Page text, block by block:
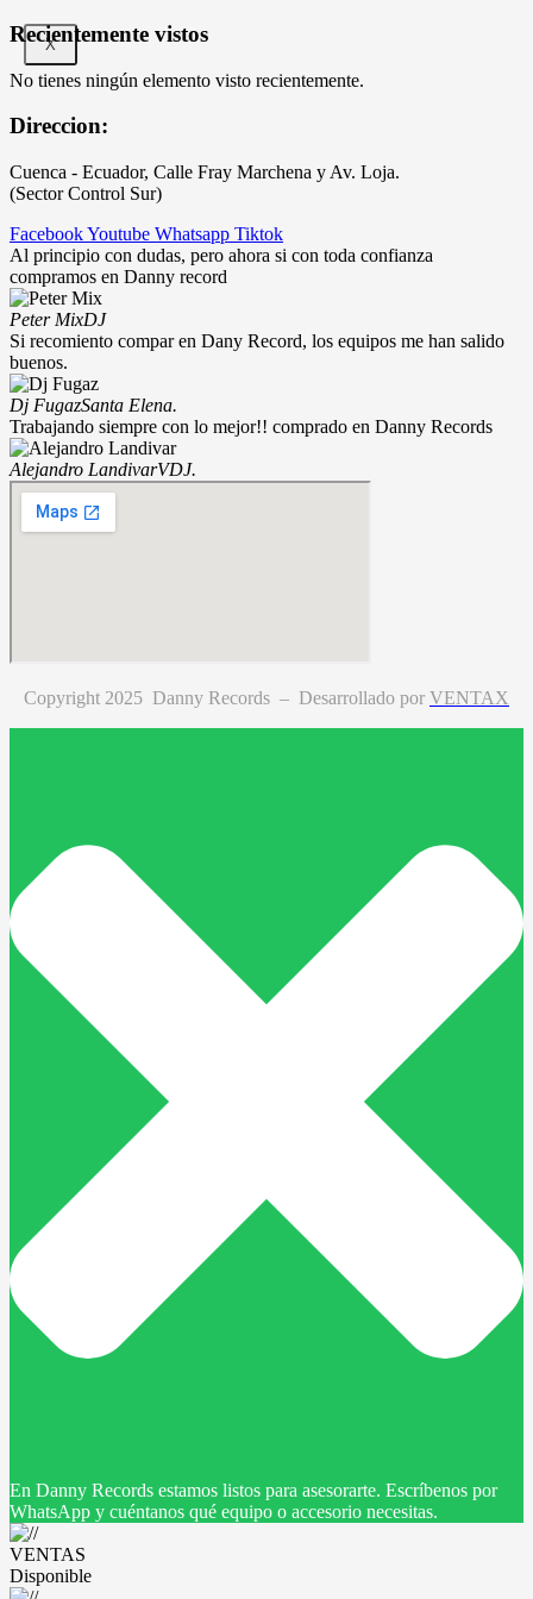
X
es:
era:
Recientemente vistos
No tienes ningún elemento visto recientemente.
Direccion:
Cuenca - Ecuador, Calle Fray Marchena y Av. Loja.
(Sector Control Sur)
FacebookYoutube Whatsapp Tiktok
Al principio con dudas, pero ahora si con toda confianza
compramos en Danny record
Peter MixDJ
Si recomiento compar en Dany Record, los equipos me han salido
buenos.
Dj FugazSanta Elena.
Trabajando siempre con lo mejor!! comprado en Danny Records
Alejandro LandivarVDJ.
Copyright 2025 Danny Records – Desarrollado por VENTAX
En Danny Records estamos listos para asesorarte. Escríbenos por
WhatsApp y cuéntanos qué equipo o accesorio necesitas.
VENTAS
Disponible